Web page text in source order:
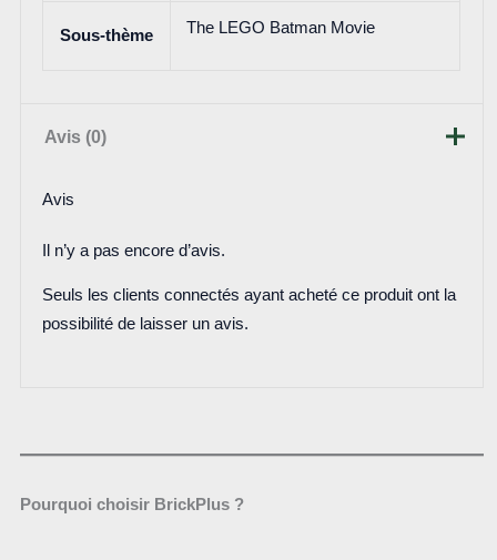
Sous-thème The LEGO Batman Movie
Avis (0)
Avis
Il n’y a pas encore d’avis.
Seuls les clients connectés ayant acheté ce produit ont la
possibilité de laisser un avis.
Pourquoi choisir BrickPlus ?